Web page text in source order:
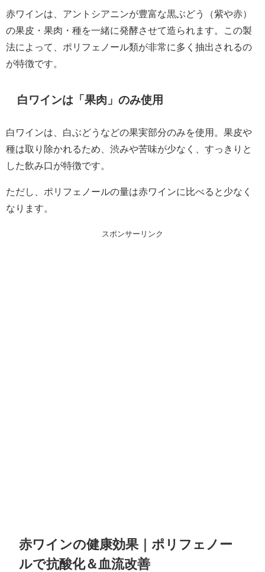
赤ワインは、アントシアニンが豊富な黒ぶどう（紫や赤）
の果皮・果肉・種を一緒に発酵させて造られます。この製
法によって、ポリフェノール類が非常に多く抽出されるの
が特徴です。
白ワインは「果肉」のみ使用
白ワインは、白ぶどうなどの果実部分のみを使用。果皮や
種は取り除かれるため、渋みや苦味が少なく、すっきりと
した飲み口が特徴です。
ただし、ポリフェノールの量は赤ワインに比べると少なく
なります。
スポンサーリンク
赤ワインの健康効果｜ポリフェノー
ルで抗酸化＆血流改善